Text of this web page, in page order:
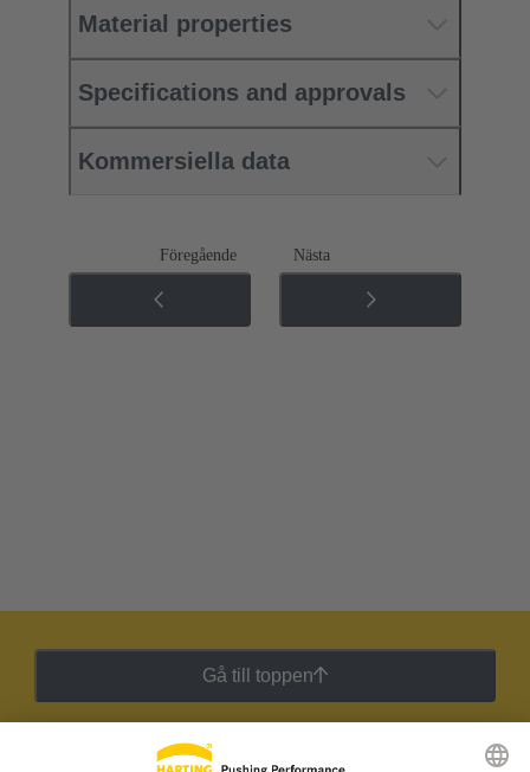
Material properties
Specifications and approvals
Kommersiella data
Föregående Nästa
Gå till toppen